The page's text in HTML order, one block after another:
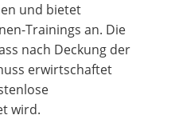
und bietet
Trainings an. Die
nach Deckung der
erwirtschaftet
wird.